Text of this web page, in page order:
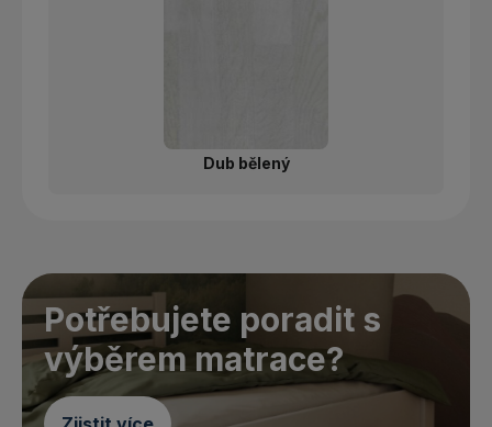
Dub bělený
Potřebujete poradit s
výběrem matrace?